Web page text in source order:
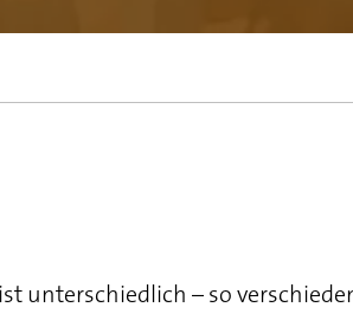
unterschiedlich – so